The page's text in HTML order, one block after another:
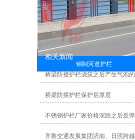
钢制河道护栏
相关新闻
桥梁防撞护栏浇筑之后产生气泡
桥梁防撞护栏保护层厚度
不锈钢护栏厂家价格深跌之后反
齐鲁交通发展集团济南、日照跨